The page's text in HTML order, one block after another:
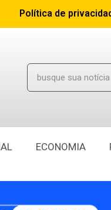
Política de
ECONOMIA